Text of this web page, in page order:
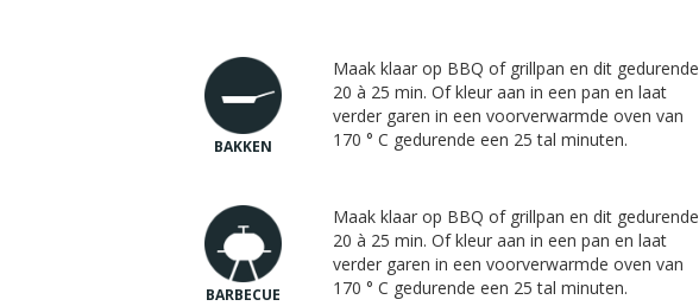
BAKKEN
Maak klaar op BBQ of grillpan en dit gedurende
20 à 25 min. Of kleur aan in een pan en laat
verder garen in een voorverwarmde oven van
170 ° C gedurende een 25 tal minuten.
BARBECUE
Maak klaar op BBQ of grillpan en dit gedurende
20 à 25 min. Of kleur aan in een pan en laat
verder garen in een voorverwarmde oven van
170 ° C gedurende een 25 tal minuten.